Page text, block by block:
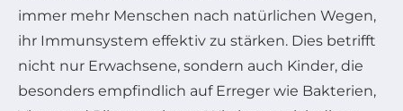
immer mehr Menschen nach natürlichen Wegen,
ihr Immunsystem effektiv zu stärken. Dies betrifft
nicht nur Erwachsene, sondern auch Kinder, die
besonders empfindlich auf Erreger wie Bakterien,